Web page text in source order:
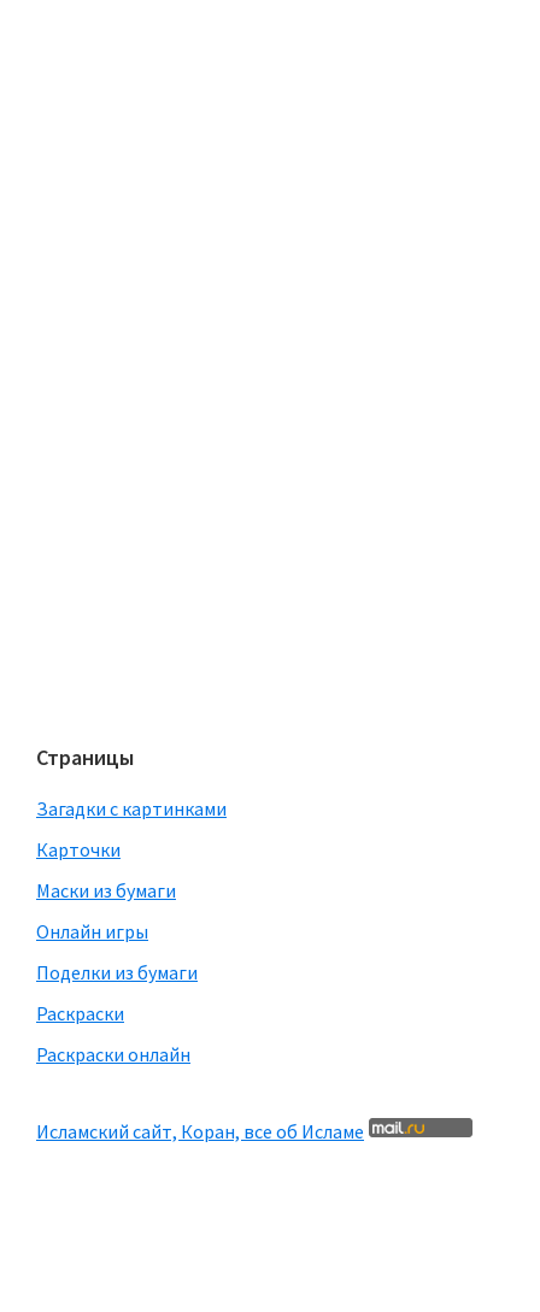
Страницы
Загадки с картинками
Карточки
Маски из бумаги
Онлайн игры
Поделки из бумаги
Раскраски
Раскраски онлайн
Исламский сайт, Коран, все об Исламе